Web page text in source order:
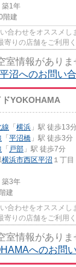
築1年
階建
合わせをオススメ
寄りの店舗をご利用
室情報がありま
沼へのお問い
ドYOKOHAMA
線 「 横浜 」駅 徒歩13
「 平沼橋 」駅 徒歩3分
「 戸部 」駅 徒歩7分
横浜市西区平沼 １丁目
築3年
建
合わせをオススメ
寄りの店舗をご利用
室情報がありま
へのお問